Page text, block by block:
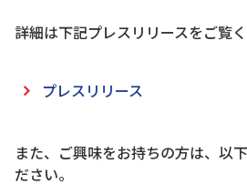
詳細は下記プレスリリースをご覧く
プレスリリース
また、ご興味をお持ちの方は、以
ださい。